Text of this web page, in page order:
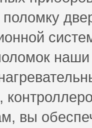
поломку
вы